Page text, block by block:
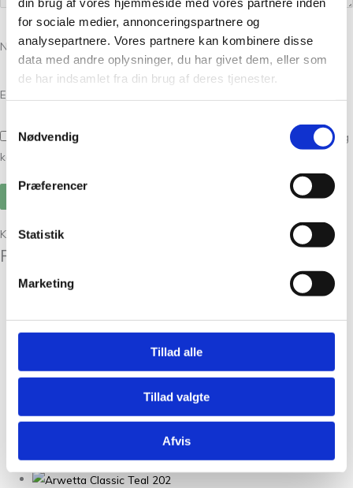
for sociale medier, annonceringspartnere og
analysepartnere. Vores partnere kan kombinere disse
data med andre oplysninger, du har givet dem, eller som
de har indsamlet fra din brug af deres tjenester.
Nødvendig
Præferencer
Statistik
Marketing
Tillad alle
Tillad valgte
Afvis
Navn*
E-mail
Gem mit navn, mail og websted i denne browser til næste gang jeg
kommenterer.
Kunder købte også
Relaterede varer
Filcolana Arwetta i 80 %
(superwash-behandlet) og 20
% nylon
Arwetta Classic
Midnight Blue 270
kr.49,00 Tilføj til kurv